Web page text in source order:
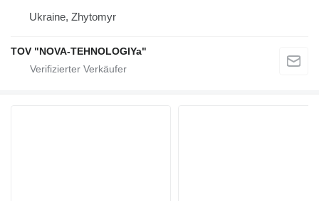
Ukraine, Zhytomyr
TOV "NOVA-TEHNOLOGIYa"